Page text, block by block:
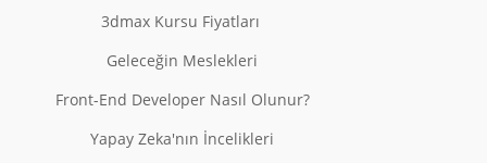
3dmax Kursu Fiyatları
Geleceğin Meslekleri
Front-End Developer Nasıl Olunur?
Yapay Zeka'nın İncelikleri